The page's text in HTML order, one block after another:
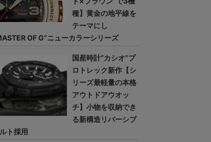
種】黄金の地平線を
テーマにし
OF G”ニューカラーシリーズ
国産時計“カシオ”プ
ロトレック新作【シ
リーズ最軽量の本格
アウトドアウオッ
チ】小物を収納でき
る新構造リバーシブ
ト採用